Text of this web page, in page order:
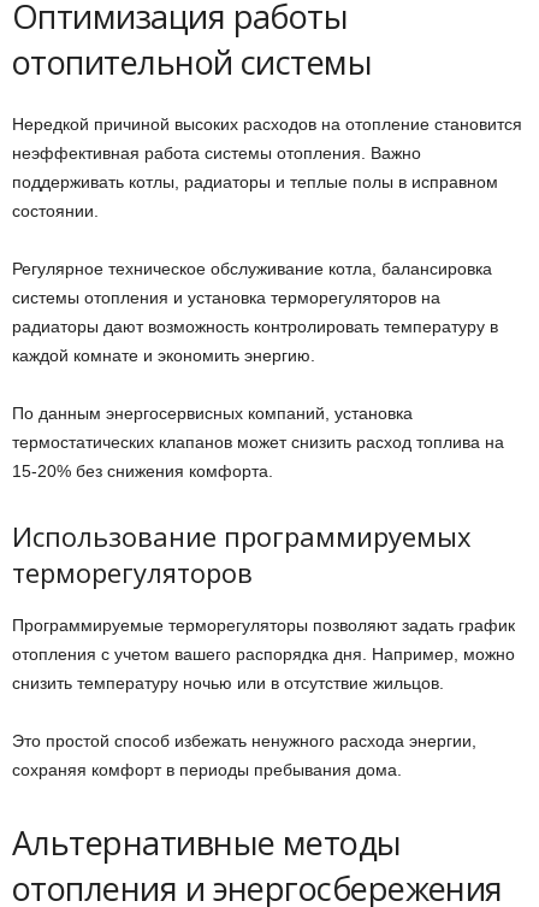
Оптимизация работы
отопительной системы
Нередкой причиной высоких расходов на отопление становится
неэффективная работа системы отопления. Важно
поддерживать котлы, радиаторы и теплые полы в исправном
состоянии.
Регулярное техническое обслуживание котла, балансировка
системы отопления и установка терморегуляторов на
радиаторы дают возможность контролировать температуру в
каждой комнате и экономить энергию.
По данным энергосервисных компаний, установка
термостатических клапанов может снизить расход топлива на
15-20% без снижения комфорта.
Использование программируемых
терморегуляторов
Программируемые терморегуляторы позволяют задать график
отопления с учетом вашего распорядка дня. Например, можно
снизить температуру ночью или в отсутствие жильцов.
Это простой способ избежать ненужного расхода энергии,
сохраняя комфорт в периоды пребывания дома.
Альтернативные методы
отопления и энергосбережения